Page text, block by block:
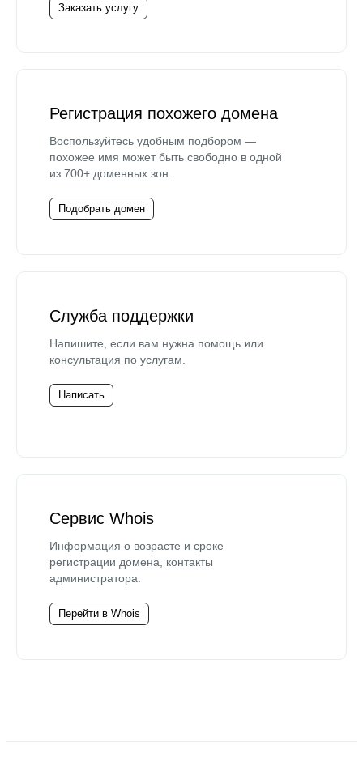
Заказать услугу
Регистрация похожего домена
Воспользуйтесь удобным подбором —
похожее имя может быть свободно в одной
из 700+ доменных зон.
Подобрать домен
Служба поддержки
Напишите, если вам нужна помощь или
консультация по услугам.
Написать
Сервис Whois
Информация о возрасте и сроке
регистрации домена, контакты
администратора.
Перейти в Whois